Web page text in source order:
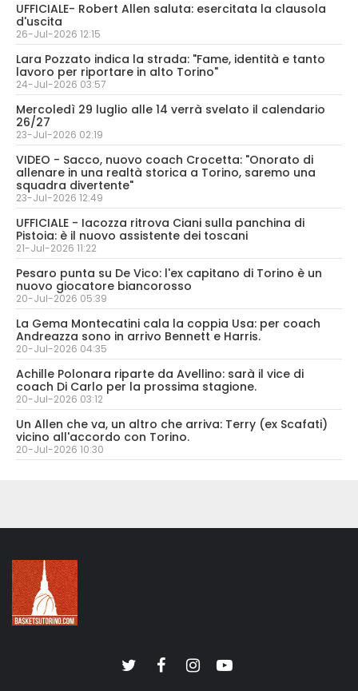
UFFICIALE- Robert Allen saluta: esercitata la clausola
d'uscita
26-Jul-2026 12:15
Lara Pozzato indica la strada: "Fame, identità e tanto
lavoro per riportare in alto Torino"
24-Jul-2026 03:57
Mercoledì 29 luglio alle 14 verrà svelato il calendario
26/27
23-Jul-2026 02:19
VIDEO - Sacco, nuovo coach Crocetta: "Onorato di
allenare in una realtà storica a Torino, saremo una
squadra divertente"
23-Jul-2026 12:49
UFFICIALE - Iacozza ritrova Ciani sulla panchina di
Pistoia: è il nuovo assistente dei toscani
21-Jul-2026 11:22
Pesaro punta su De Vico: l'ex capitano di Torino è un
nuovo giocatore biancorosso
20-Jul-2026 05:39
La Gema Montecatini cala la coppia Usa: per coach
Andreazza sono in arrivo Bennett e Harris.
20-Jul-2026 04:35
Achille Polonara riparte da Avellino: sarà il vice di
coach Di Carlo per la prossima stagione.
20-Jul-2026 03:12
Un Allen che va, un altro che arriva: Terry (ex Scafati)
vicino all'accordo con Torino.
20-Jul-2026 10:30